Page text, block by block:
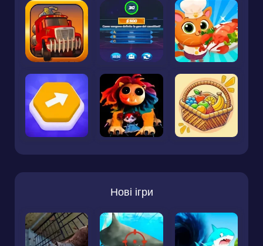
Нові ігри